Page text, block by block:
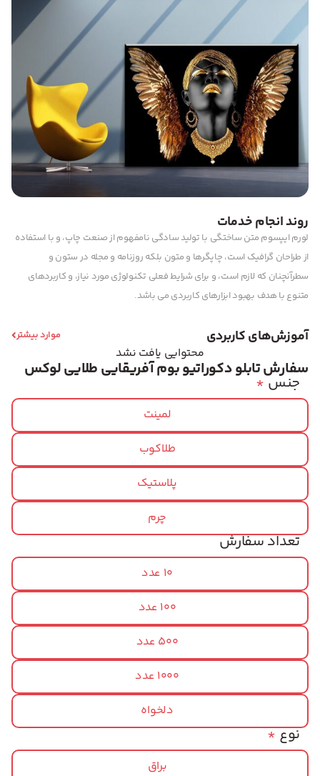
روند انجام خدمات
لورم ایپسوم متن ساختگی با تولید سادگی نامفهوم از صنعت چاپ، و با استفاده
از طراحان گرافیک است، چاپگرها و متون بلکه روزنامه و مجله در ستون و
سطرآنچنان که لازم است، و برای شرایط فعلی تکنولوژی مورد نیاز، و کاربردهای
متنوع با هدف بهبود ابزارهای کاربردی می باشد.
آموزش‌های کاربردی موارد بیشتر
محتوایی یافت نشد
سفارش تابلو دکوراتیو بوم آفریقایی طلایی لوکس
*جنس
لمینت
طلاکوب
پلاستیک
چرم
تعداد سفارش
10 عدد
100 عدد
500 عدد
1000 عدد
دلخواه
*نوع
براق